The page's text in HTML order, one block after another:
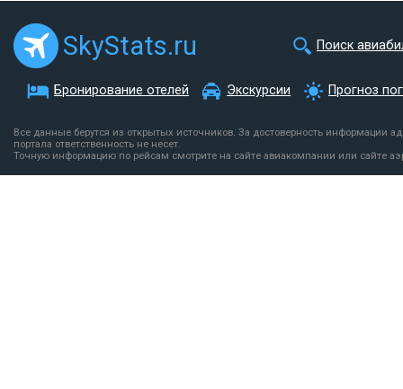
SkyStats.ru Поиск
Бронирование отелей Экскурсии Прогноз
Все данные берутся из открытых источников. За достоверность информации
портала ответственность не несет.
Точную информацию по рейсам смотрите на сайте авиакомпании или сайте